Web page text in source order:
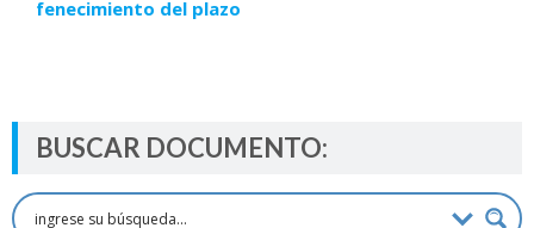
fenecimiento del plazo
BUSCAR DOCUMENTO: